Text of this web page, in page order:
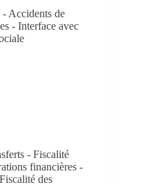
Accidents de
- Interface avec
​- Fiscalité
financières -
des